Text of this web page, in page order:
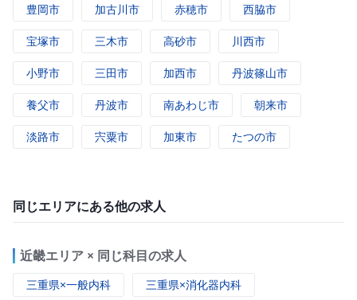
豊岡市 加古川市 赤穂市 西脇市
宝塚市 三木市 高砂市 川西市
小野市 三田市 加西市 丹波篠山市
養父市 丹波市 南あわじ市 朝来市
淡路市 宍粟市 加東市 たつの市
同じエリアにある他の求人
近畿エリア × 同じ科目の求人
三重県×一般内科 三重県×消化器内科